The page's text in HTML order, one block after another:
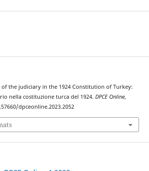
of the judiciary in the 1924 Constitution of Turkey:
nella costituzione turca del 1924. DPCE Online,
dpceonline.2023.2052